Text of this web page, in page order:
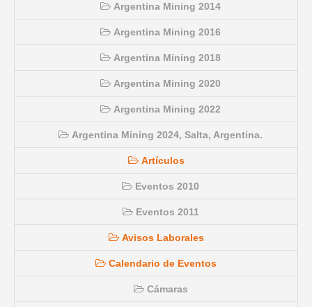
Argentina Mining 2014
Argentina Mining 2016
Argentina Mining 2018
Argentina Mining 2020
Argentina Mining 2022
Argentina Mining 2024, Salta, Argentina.
Artículos
Eventos 2010
Eventos 2011
Avisos Laborales
Calendario de Eventos
Cámaras